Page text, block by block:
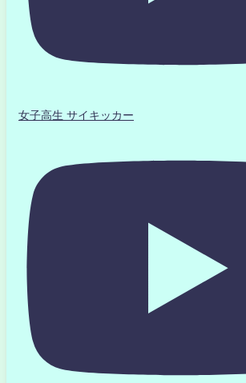
女子高生 サイキッカー